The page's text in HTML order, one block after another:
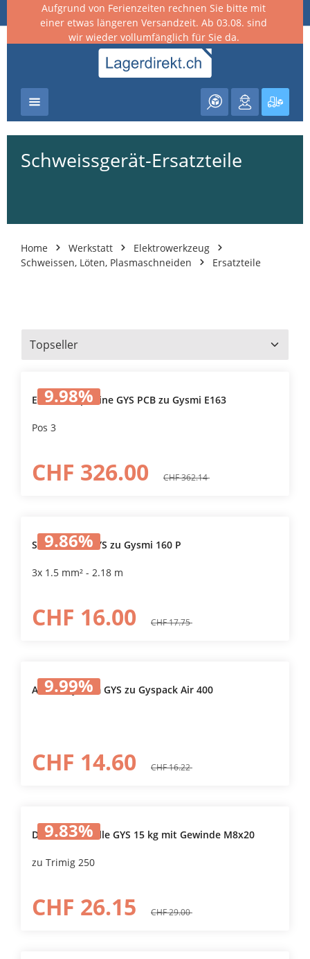
springen
Aufgrund von Ferienzeiten rechnen Sie bitte mit
einer etwas längeren Versandzeit. Ab 03.08. sind
wir wieder vollumfänglich für Sie da.
Schweissgerät-Ersatzteile
Home Werkstatt
Elektrowerkzeug
Schweissen, Löten, Plasmaschneiden
Ersatzteile
9.98%
Elektronikplatine GYS PCB zu Gysmi E163
Pos 3
CHF 326.00 CHF 362.14
9.86%
Stromkabel GYS zu Gysmi 160 P
3x 1.5 mm² - 2.18 m
CHF 16.00 CHF 17.75
9.99%
Aufblassystem GYS zu Gyspack Air 400
CHF 14.60 CHF 16.22
9.83%
Drahtförderrolle GYS 15 kg mit Gewinde M8x20
zu Trimig 250
CHF 26.15 CHF 29.00